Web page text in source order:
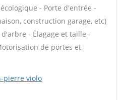
- Porte d'entrée -
construction garage, etc)
- Élagage et taille -
de portes et
pierre violo